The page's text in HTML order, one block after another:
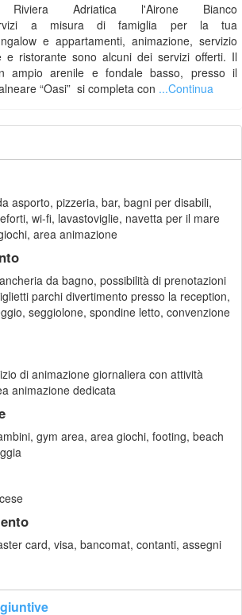
Riviera Adriatica l'Airone Bianco
a misura di famiglia per la tua
e appartamenti, animazione, servizio
e ristorante sono alcuni dei servizi offerti. Il
ampio arenile e fondale basso, presso il
“Oasi” si completa con ...Continua
asporto, pizzeria, bar, bagni per disabili,
wi-fi, lavastoviglie, navetta per il mare
area animazione
da bagno, possibilità di prenotazioni
parchi divertimento presso la reception,
seggiolone, spondine letto, convenzione
di animazione giornaliera con attività
animazione dedicata
gym area, area giochi, footing, beach
card, visa, bancomat, contanti, assegni